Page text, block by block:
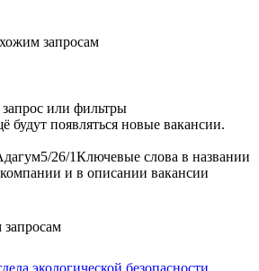
запросам
или фильтры
будут появляться новые вакансии.
5/26/1Ключевые слова в названии
и в описании вакансии